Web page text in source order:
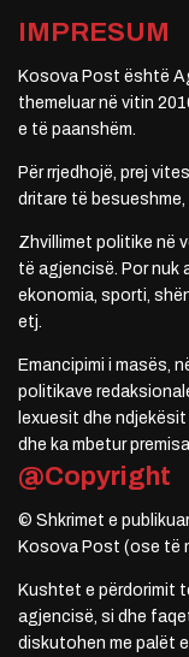
IMPRESUM
Kosova Post është
themeluar në vitin
e të paanshëm.
Për rrjedhojë, prej
dritare të
Zhvillimet politike në
të agjencisë. Por nuk
ekonomia, sporti,
etj.
Emancipimi i masës,
politikave
lexuesit dhe
dhe ka mbetur
@Copyright
© Shkrimet e
Kosova Post (ose të
Kushtet e përdorimit
agjencisë, si dhe
diskutohen me palët